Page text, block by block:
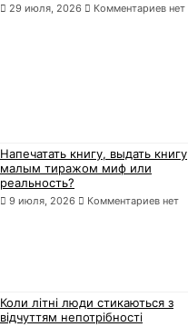
29 июля, 2026 Комментариев нет
Напечатать книгу, выдать книгу
малым тиражом миф или
реальность?
9 июля, 2026 Комментариев нет
Коли літні люди стикаються з
відчуттям непотрібності